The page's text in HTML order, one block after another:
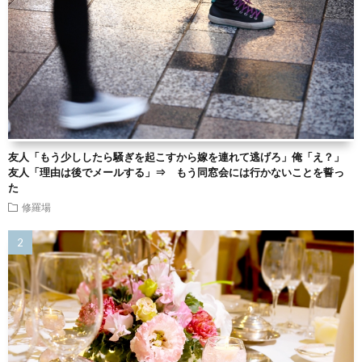
友人「もう少ししたら騒ぎを起こすから嫁を連れて逃げろ」俺「え？」
友人「理由は後でメールする」⇒ もう同窓会には行かないことを誓っ
た
修羅場